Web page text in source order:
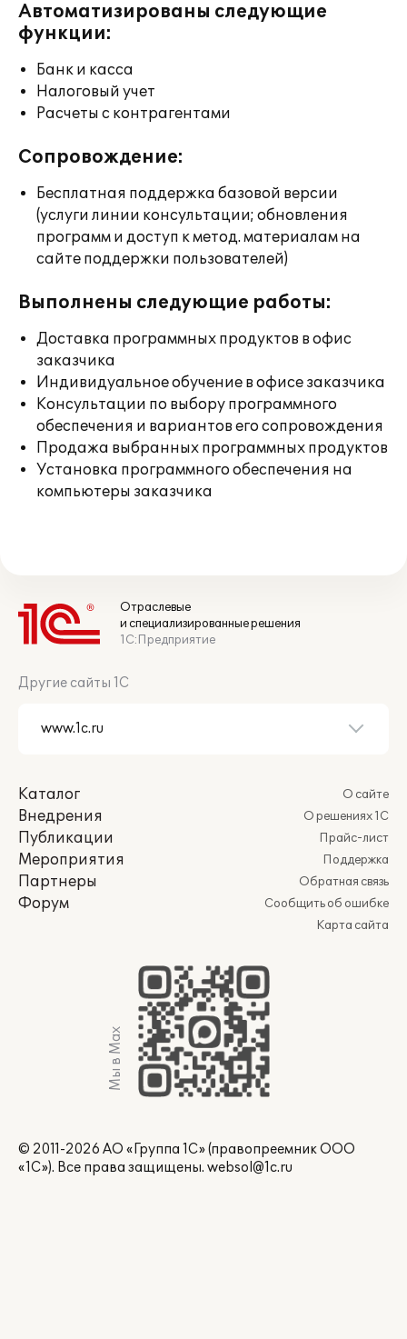
Автоматизированы следующие
функции:
Банк и касса
Налоговый учет
Расчеты с контрагентами
Сопровождение:
Бесплатная поддержка базовой версии
(услуги линии консультации; обновления
программ и доступ к метод. материалам на
сайте поддержки пользователей)
Выполнены следующие работы:
Доставка программных продуктов в офис
заказчика
Индивидуальное обучение в офисе заказчика
Консультации по выбору программного
обеспечения и вариантов его сопровождения
Продажа выбранных программных продуктов
Установка программного обеспечения на
компьютеры заказчика
Отраслевые
и специализированные решения
1С:Предприятие
Другие сайты 1С
Каталог
Внедрения
Публикации
Мероприятия
Партнеры
Форум
О сайте
О решениях 1С
Прайс-лист
Поддержка
Обратная связь
Сообщить об ошибке
Карта сайта
Мы в Max
© 2011-2026 АО «Группа 1С» (правопреемник ООО
«1С»). Все права защищены. websol@1c.ru